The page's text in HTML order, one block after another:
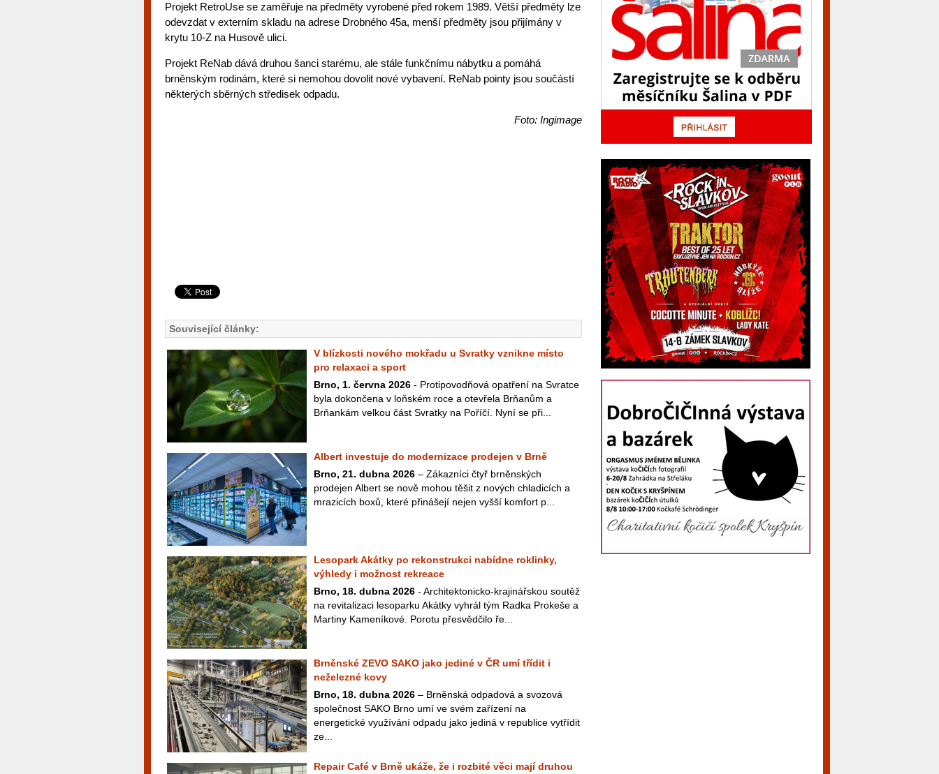
Projekt RetroUse se zaměřuje na předměty vyrobené před rokem 1989. Větší předměty lze
odevzdat v externím skladu na adrese Drobného 45a, menší předměty jsou přijímány v
krytu 10-Z na Husově ulici.
Projekt ReNab dává druhou šanci starému, ale stále funkčnímu nábytku a pomáhá
brněnským rodinám, které si nemohou dovolit nové vybavení. ReNab pointy jsou součástí
některých sběrných středisek odpadu.
Foto: Ingimage
Související články:
V blízkosti nového mokřadu u Svratky vznikne místo
pro relaxaci a sport
Brno, 1. června 2026 - Protipovodňová opatření na Svratce
byla dokončena v loňském roce a otevřela Brňanům a
Brňankám velkou část Svratky na Poříčí. Nyní se při...
Albert investuje do modernizace prodejen v Brně
Brno, 21. dubna 2026 – Zákazníci čtyř brněnských
prodejen Albert se nově mohou těšit z nových chladicích a
mrazicích boxů, které přinášejí nejen vyšší komfort p...
Lesopark Akátky po rekonstrukci nabídne roklinky,
výhledy i možnost rekreace
Brno, 18. dubna 2026 - Architektonicko-krajinářskou soutěž
na revitalizaci lesoparku Akátky vyhrál tým Radka Prokeše a
Martiny Kameníkové. Porotu přesvědčilo ře...
Brněnské ZEVO SAKO jako jediné v ČR umí třídit i
neželezné kovy
Brno, 18. dubna 2026 – Brněnská odpadová a svozová
společnost SAKO Brno umí ve svém zařízení na
energetické využívání odpadu jako jediná v republice vytřídit
ze...
Repair Café v Brně ukáže, že i rozbité věci mají druhou